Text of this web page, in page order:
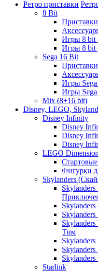
Ретро приставки
8 Bit
Игры 8 bit
Игры 8 bit
Sega 16 Bit
Игры
Игры
Mix (8+16 bit)
Disney, LEGO,
Disney Infinity
Disney
Disney
Disney
LEGO
Фигурки
Skylanders
Skylanders
Тим
Skylanders
Skylanders
Skylanders
Starlink